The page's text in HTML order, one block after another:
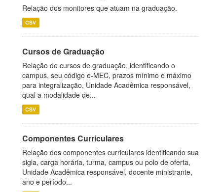
Relação dos monitores que atuam na graduação.
CSV
Cursos de Graduação
Relação de cursos de graduação, identificando o
campus, seu código e-MEC, prazos mínimo e máximo
para integralização, Unidade Acadêmica responsável,
qual a modalidade de...
CSV
Componentes Curriculares
Relação dos componentes curriculares identificando sua
sigla, carga horária, turma, campus ou polo de oferta,
Unidade Acadêmica responsável, docente ministrante,
ano e período...